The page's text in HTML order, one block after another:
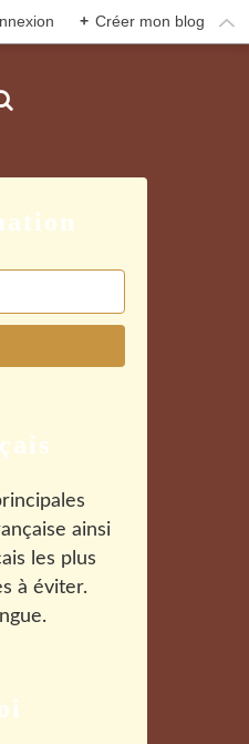
+ Créer mon blog
ainsi
les plus
à éviter.